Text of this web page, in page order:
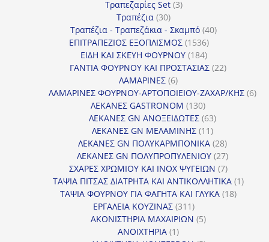
Τραπεζαρίες Set 33
Τραπέζια 3030
προϊόντα
Τραπέζια - Τραπεζάκια - Σκαμπό 4040
ΕΠΙΤΡΑΠΕΖΙΟΣ ΕΞΟΠΛΙΣΜΟΣ 15361536
προϊόντα
ΕΙΔΗ ΚΑΙ ΣΚΕΥΗ ΦΟΥΡΝΟΥ 184184
προϊόντα
ΓΑΝΤΙΑ ΦΟΥΡΝΟΥ ΚΑΙ ΠΡΟΣΤΑΣΙΑΣ 2222
ΛΑΜΑΡΙΝΕΣ 66
προϊόντα
ΛΑΜΑΡΙΝΕΣ ΦΟΥΡΝΟΥ-ΑΡΤΟΠΟΙΕΙΟΥ-ΖΑΧΑΡ/ΚΗΣ 66
ΛΕΚΑΝΕΣ GASTRONOM 130130
προϊόντα
ΛΕΚΑΝΕΣ GN ΑΝΟΞΕΙΔΩΤΕΣ 6363
ΛΕΚΑΝΕΣ GN ΜΕΛΑΜΙΝΗΣ 1111
προϊόντα
ΛΕΚΑΝΕΣ GN ΠΟΛΥΚΑΡΜΠΟΝΙΚΑ 2828
προϊόντα
ΛΕΚΑΝΕΣ GN ΠΟΛΥΠΡΟΠΥΛΕΝΙΟΥ 2727
προϊόντα
ΣΧΑΡΕΣ ΧΡΩΜΙΟΥ ΚΑΙ INOX ΨΥΓΕΙΩΝ 77
προϊόντα
ΤΑΨΙΑ ΠΙΤΣΑΣ ΔΙΑΤΡΗΤΑ ΚΑΙ ΑΝΤΙΚΟΛΛΗΤΙΚΑ 11
ΤΑΨΙΑ ΦΟΥΡΝΟΥ ΓΙΑ ΦΑΓΗΤΑ ΚΑΙ ΓΛΥΚΑ 1818
ΕΡΓΑΛΕΙΑ ΚΟΥΖΙΝΑΣ 311311
προϊόντα
ΑΚΟΝΙΣΤΗΡΙΑ ΜΑΧΑΙΡΙΩΝ 55
ΑΝΟΙΧΤΗΡΙΑ 11